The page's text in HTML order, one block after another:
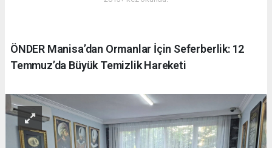
ÖNDER Manisa’dan Ormanlar İçin Seferberlik: 12
Temmuz’da Büyük Temizlik Hareketi